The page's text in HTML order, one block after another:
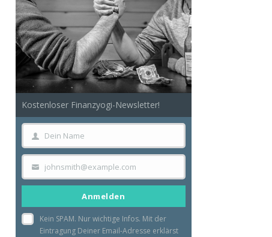
Kostenloser Finanzyogi-Newsletter!
Dein
Name
Dein Name
Your
email
johnsmith@example.com
Anmelden
Kein SPAM. Nur wichtige Infos. Mit der
Eintragung Deiner Email-Adresse erklärst